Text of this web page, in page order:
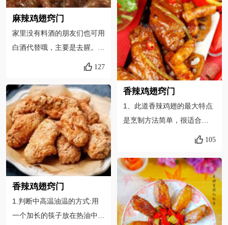
已经差不多熟了！然后步骤8
中回锅后也是大火翻炒入味
的，那起码也得几分钟，不可
能是几秒！所以！能是生的
吗？！既然别人把菜谱发出
成功的！不喜欢的或有疑虑直
接跳过选择别的菜谱！
过了，会有苦味，整个菜就废
了。 3、实在不愿意炒糖色
也可以省略，最后加点儿糖提
提味就行。 菜无定式，随心
麻辣鸡翅窍门
家里没有料酒的朋友们也可用
白酒代替哦，主要是去腥。收
汁的时候记得要翻动，以免糊
今天煮的时候就没翻锅，忘记
了，结果差一点煮糊了，多亏
了看的及时，哈哈哈）分享给
大家，希望大家喜欢哦！！！
127
香辣鸡翅窍门
1.判断中高温油温的方式:用
一个加长的筷子放在热油中，
里除了放韩式辣椒酱，还要放
天然酸味的柠檬，用量在半个
柠檬，这样才够酸。只有酸辣
味道其实还不够，为了让酸辣
味里吃出香浓的味道，一要记
得加点白糖，二很关键，就是
加入香浓的白芝麻粉，这样味
道才够完美。这款鸡翅的做法
更加健康，是加水蒸出来的，
以鸡翅吃起来毫无油腻之感
了。浇在鸡翅上的酱汁一定要
要浓稠，所以一定要记得在锅
里搅拌鸡汤和挑好的酱料，变
得浓稠后点入香油让汤汁明亮
香辣鸡翅窍门
1、此道香辣鸡翅的最大特点
是烹制方法简单，很适合
70.80后的生活节奏。2、鸡
的成胶原及弹性蛋白等。3、
烹调翅膀肉时，应以慢火烧
煮，才能发出香浓的味道，而
成胶原等有效的成分，也必须
以长时间烧煮才可溶化。
105